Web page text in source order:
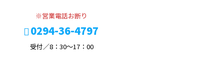
※営業電話お断り
0294-36-4797
受付／8：30～17：00